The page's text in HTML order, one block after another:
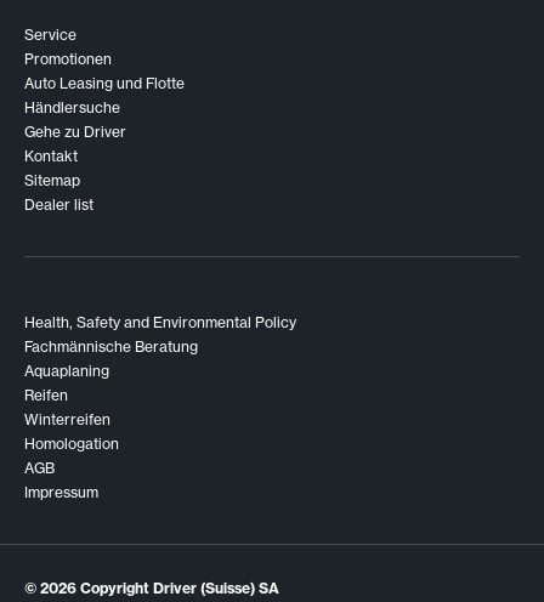
Service
Promotionen
Auto Leasing und Flotte
Händlersuche
Gehe zu Driver
Kontakt
Sitemap
Dealer list
Health, Safety and Environmental Policy
Fachmännische Beratung
Aquaplaning
Reifen
Winterreifen
Homologation
AGB
Impressum
© 2026 Copyright Driver (Suisse) SA